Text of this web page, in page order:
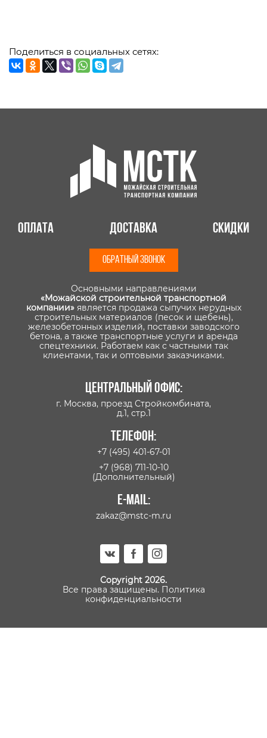
Поделиться в социальных сетях:
Оплата Доставка Скидки
ОБРАТНЫЙ ЗВОНОК
Основными направлениями
«Можайской строительной транспортной
компании»является продажа сыпучих нерудных
строительных материалов (песок и щебень),
железобетонных изделий, поставки заводского
бетона, а также транспортные услуги и аренда
спецтехники. Работаем как с частными так
клиентами, так и оптовыми заказчиками.
Центральный офис:
г. Москва, проезд Стройкомбината,
д.1, стр.1
Телефон:
+7 (495) 401-67-01
+7 (968) 711-10-10
(Дополнительный)
E-mail:
zakaz@mstc-m.ru
Copyright 2026.
Все права защищены. Политика
конфиденциальности